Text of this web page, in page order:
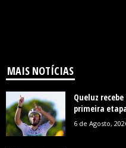
MAIS NOTÍCIAS
Queluz
primeira
6 de Agosto,